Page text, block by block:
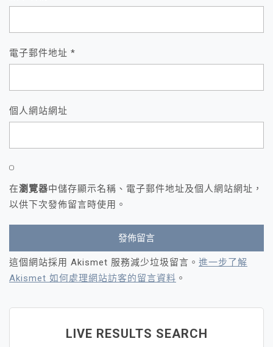
電子郵件地址 *
個人網站網址
在瀏覽器中儲存顯示名稱、電子郵件地址及個人網站網址，
以供下次發佈留言時使用。
這個網站採用 Akismet 服務減少垃圾留言。 進一步了解
Akismet 如何處理網站訪客的留言資料 。
LIVE RESULTS SEARCH